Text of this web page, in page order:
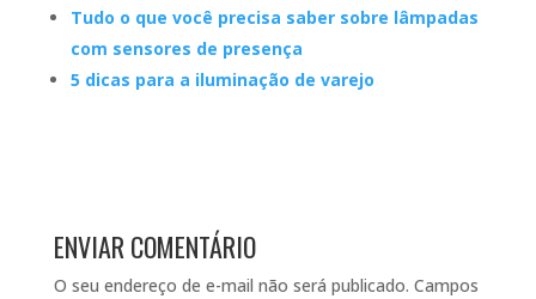
Tudo o que você precisa saber sobre lâmpadas
com sensores de presença
5 dicas para a iluminação de varejo
ENVIAR COMENTÁRIO
O seu endereço de e-mail não será publicado. Campos